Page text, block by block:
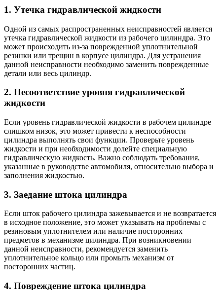
1. Утечка гидравлической жидкости
Одной из самых распространенных неисправностей является
утечка гидравлической жидкости из рабочего цилиндра. Это
может происходить из-за поврежденной уплотнительной
резинки или трещин в корпусе цилиндра. Для устранения
данной неисправности необходимо заменить поврежденные
детали или весь цилиндр.
2. Несоответствие уровня гидравлической
жидкости
Если уровень гидравлической жидкости в рабочем цилиндре
слишком низок, это может привести к неспособности
цилиндра выполнять свои функции. Проверьте уровень
жидкости и при необходимости долейте специальную
гидравлическую жидкость. Важно соблюдать требования,
указанные в руководстве автомобиля, относительно выбора и
заполнения жидкостью.
3. Заедание штока цилиндра
Если шток рабочего цилиндра зажевывается и не возвратается
в исходное положение, это может указывать на проблемы с
резиновым уплотнителем или наличие посторонних
предметов в механизме цилиндра. При возникновении
данной неисправности, рекомендуется заменить
уплотнительное кольцо или промыть механизм от
посторонних частиц.
4. Повреждение штока цилиндра